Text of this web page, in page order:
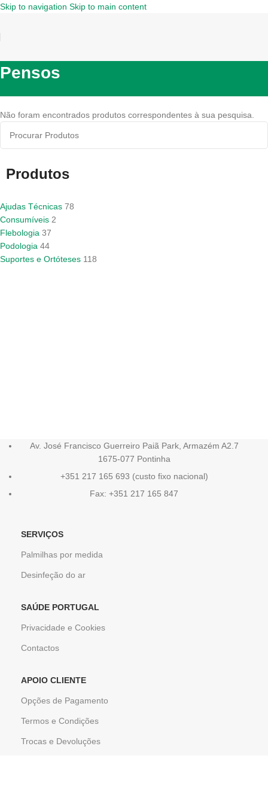
Skip to navigation Skip to main content
Pensos
Produtos
Ajudas Técnicas 78
Consumíveis 2
Flebologia 37
Podologia 44
Suportes e Ortóteses 118
Não foram encontrados produtos correspondentes à sua pesquisa.
Av. José Francisco Guerreiro Paiã Park, Armazém A2.7
1675-077 Pontinha
+351 217 165 693 (custo fixo nacional)
Fax: +351 217 165 847
SERVIÇOS
Palmilhas por medida
Desinfeção do ar
SAÚDE PORTUGAL
Privacidade e Cookies
Contactos
APOIO CLIENTE
Opções de Pagamento
Termos e Condições
Trocas e Devoluções